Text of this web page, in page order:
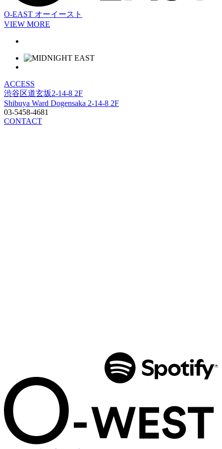
O-EAST オーイースト
VIEW MORE
ACCESS
渋谷区道玄坂2-14-8 2F
Shibuya Ward Dogensaka 2-14-8 2F
03-5458-4681
CONTACT